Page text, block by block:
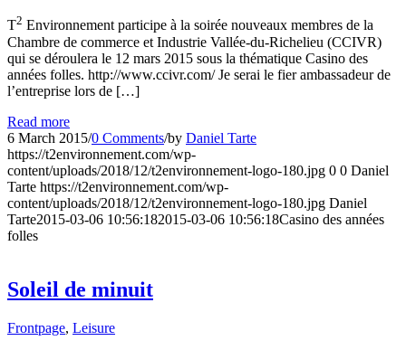
T2 Environnement participe à la soirée nouveaux membres de la
Chambre de commerce et Industrie Vallée-du-Richelieu (CCIVR)
qui se déroulera le 12 mars 2015 sous la thématique Casino des
années folles. http://www.ccivr.com/ Je serai le fier ambassadeur de
l’entreprise lors de […]
Read more
6 March 2015/0 Comments/by Daniel Tarte
https://t2environnement.com/wp-
content/uploads/2018/12/t2environnement-logo-180.jpg 0 0 Daniel
Tarte https://t2environnement.com/wp-
content/uploads/2018/12/t2environnement-logo-180.jpg Daniel
Tarte2015-03-06 10:56:182015-03-06 10:56:18Casino des années
folles
Soleil de minuit
Frontpage, Leisure